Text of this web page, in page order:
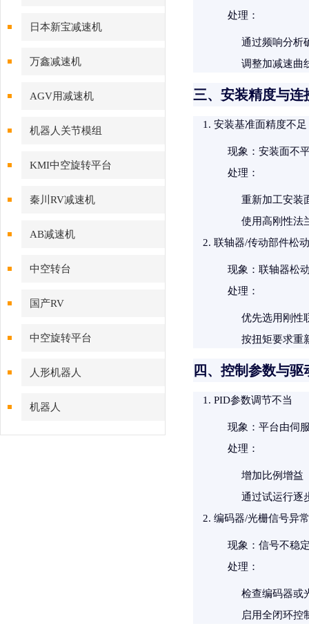
日本新宝减速机
万鑫减速机
AGV用减速机
机器人关节模组
KMI中空旋转平台
秦川RV减速机
AB减速机
中空转台
国产RV
中空旋转平台
人形机器人
机器人
处理 ：
通过频响分析
调整加减速曲
三、安装精度与连
安装基准面精度不足
现象 ：安装面不
处理 ：
重新加工安装
使用高刚性法
联轴器/传动部件松动
现象 ：联轴器松
处理 ：
优先选用刚性
按扭矩要求重
四、控制参数与驱
PID参数调节不当
现象 ：平台由伺
处理 ：
增加比例增益
通过试运行逐
编码器/光栅信号异常
现象 ：信号不稳
处理 ：
检查编码器或
启用全闭环控